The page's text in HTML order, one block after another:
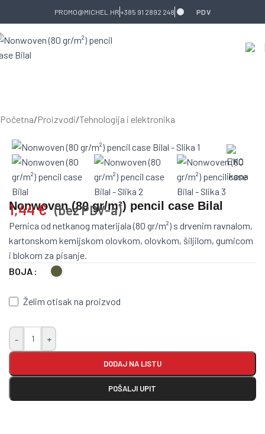
Skip to navigationSkip to main content
PROMO@MICHEL.HR +385 91 2892 248 PDV
Početna/Proizvodi/Tehnologija i elektronika
Nonwoven (80 gr/m²) pencil case Bilal
1,44€ (bez PDV-a)
Pernica od netkanog materijala (80 gr/m²) s drvenim ravnalom,
kartonskom kemijskom olovkom, olovkom, šiljilom, gumicom
i blokom za pisanje.
BOJA
Želim otisak na proizvod
- +
DODAJ NA LISTU
POŠALJI UPIT